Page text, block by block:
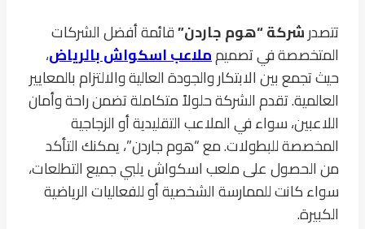
تتصدرشركة “هوم جاردن”قائمة أفضل الشركات
المتخصصة في تصميمملاعب اسكواش بالرياض،
حيث تجمع بين الابتكار والجودة العالية والالتزام بالمعايير
العالمية. تقدم الشركة حلولاً متكاملة تضمن راحة وأمان
اللاعبين، سواء في الملاعب التقليدية أو الزجاجية
المخصصة للبطولات. مع “هوم جاردن”، يمكنك التأكد
من الحصول على ملعب اسكواش يلبي جميع التطلعات،
سواء كانت للممارسة الشخصية أو للفعاليات الرياضية
الكبيرة.